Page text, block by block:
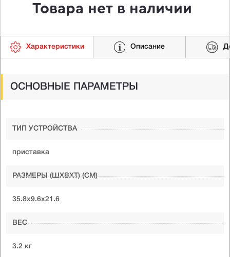
Товара нет в наличии
Характеристики Описание
ОСНОВНЫЕ ПАРАМЕТРЫ
ТИП УСТРОЙСТВА
приставка
РАЗМЕРЫ (ШXВXТ) (СМ)
35.8x9.6x21.6
ВЕС
3.2 кг